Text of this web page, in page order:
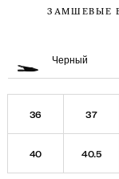
ЗАМШЕВЫЕ
Черный
36 37
40 40.5